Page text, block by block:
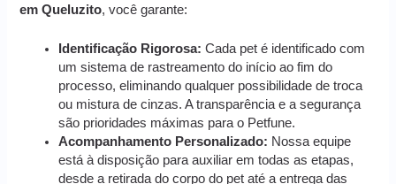
em Queluzito, você garante:
Identificação Rigorosa: Cada pet é identificado com
um sistema de rastreamento do início ao fim do
processo, eliminando qualquer possibilidade de troca
ou mistura de cinzas. A transparência e a segurança
são prioridades máximas para o Petfune.
Acompanhamento Personalizado: Nossa equipe
está à disposição para auxiliar em todas as etapas,
desde a retirada do corpo do pet até a entrega das